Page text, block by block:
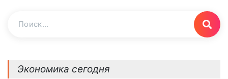
Экономика сегодня